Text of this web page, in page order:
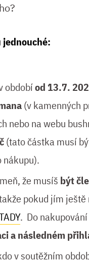
jednouché:
obdobíod 13.7.
(v kamenných
nebo na webu
(tato částka musí
nákupu).
že musíš být
pokud jím
. Do
a následném
v soutěžním